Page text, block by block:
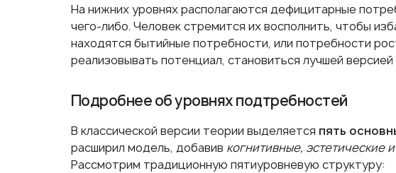
На нижних уровнях располагаются дефицитарные
чего-либо. Человек стремится их восполнить, чтобы
находятся бытийные потребности, или потребности
реализовывать потенциал, становиться лучшей версией
Подробнее об уровнях подтребностей
В классической версии теории выделяется пять
расширил модель, добавив когнитивные, эстетические
Рассмотрим традиционную пятиуровневую структуру: